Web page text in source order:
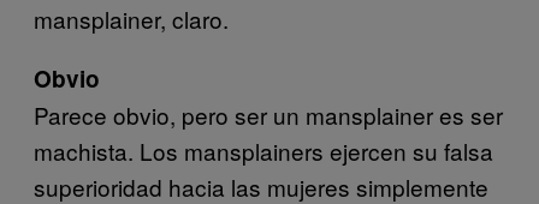
mansplainer, claro.
Obvio
Parece obvio, pero ser un mansplainer es ser
machista. Los mansplainers ejercen su falsa
superioridad hacia las mujeres simplemente